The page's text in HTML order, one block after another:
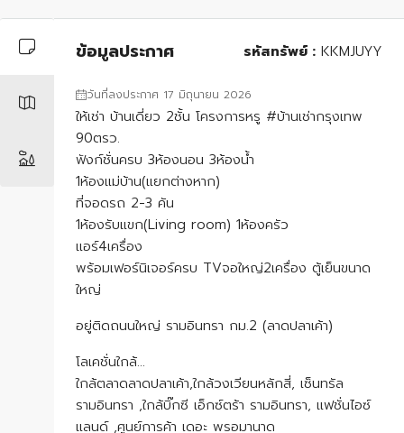
ข้อมูลประกาศ รหัสทรัพย์ : KKMJUYY
วันที่ลงประกาศ 17 มิถุนายน 2026
ให้เช่า บ้านเดี่ยว 2ชั้น โครงการหรู #บ้านเช่ากรุงเทพ
90ตรว.
ฟังก์ชั่นครบ 3ห้องนอน 3ห้องน้ำ
1ห้องแม่บ้าน(แยกต่างหาก)
ที่จอดรถ 2-3 คัน
1ห้องรับแขก(Living room) 1ห้องครัว
แอร์4เครื่อง
พร้อมเฟอร์นิเจอร์ครบ TVจอใหญ่2เครื่อง ตู้เย็นขนาด
ใหญ่
อยู่ติดถนนใหญ่ รามอินทรา กม.2 (ลาดปลาเค้า)
โลเคชั่นใกล้…
ใกล้ตลาดลาดปลาเค้า,ใกล้วงเวียนหลักสี่, เซ็นทรัล
รามอินทรา ,ใกล้บิ๊กซี เอ็กซ์ตร้า รามอินทรา, แฟชั่นไอซ์
แลนด์ ,ศูนย์การค้า เดอะ พรอมานาด